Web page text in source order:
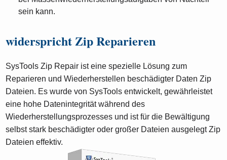
sein kann.
widerspricht Zip Reparieren
SysTools Zip Repair ist eine spezielle Lösung zum
Reparieren und Wiederherstellen beschädigter Daten Zip
Dateien. Es wurde von SysTools entwickelt, gewährleistet
eine hohe Datenintegrität während des
Wiederherstellungsprozesses und ist für die Bewältigung
selbst stark beschädigter oder großer Dateien ausgelegt Zip
Dateien effektiv.